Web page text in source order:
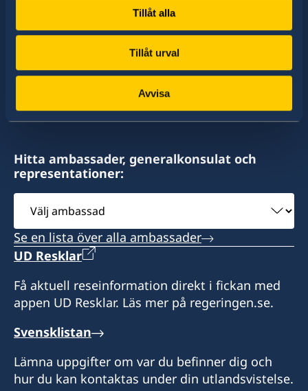
Tillåt alla
Tillåt urval
Avvisa
Sverige har diplomatiska förbindelser med i
stort sett alla stater i världen. I ungefär hälften
av dessa stater har Sverige ambassader och
konsulat. Sveriges utrikesrepresentation består
av drygt 100 utlandsmyndigheter.
Hitta ambassader, generalkonsulat och
representationer:
Välj
ambassad
Se en lista över alla ambassader
UD Resklar
Få aktuell reseinformation direkt i fickan med
appen UD Resklar. Läs mer på regeringen.se.
Svensklistan
Lämna uppgifter om var du befinner dig och
hur du kan kontaktas under din utlandsvistelse.